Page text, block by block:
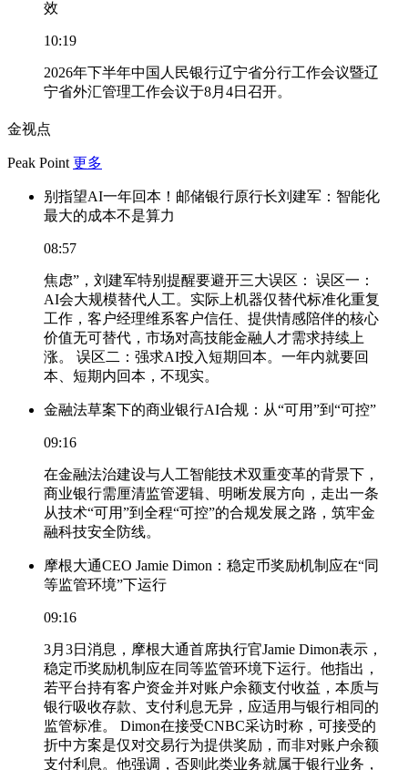
效
10:19
2026年下半年中国人民银行辽宁省分行工作会议暨辽
宁省外汇管理工作会议于8月4日召开。
金视点
Peak Point 更多
别指望AI一年回本！邮储银行原行长刘建军：智能化
最大的成本不是算力
08:57
焦虑”，刘建军特别提醒要避开三大误区： 误区一：
AI会大规模替代人工。实际上机器仅替代标准化重复
工作，客户经理维系客户信任、提供情感陪伴的核心
价值无可替代，市场对高技能金融人才需求持续上
涨。 误区二：强求AI投入短期回本。一年内就要回
本、短期内回本，不现实。
金融法草案下的商业银行AI合规：从“可用”到“可控”
09:16
在金融法治建设与人工智能技术双重变革的背景下，
商业银行需厘清监管逻辑、明晰发展方向，走出一条
从技术“可用”到全程“可控”的合规发展之路，筑牢金
融科技安全防线。
摩根大通CEO Jamie Dimon：稳定币奖励机制应在“同
等监管环境”下运行
09:16
3月3日消息，摩根大通首席执行官Jamie Dimon表示，
稳定币奖励机制应在同等监管环境下运行。他指出，
若平台持有客户资金并对账户余额支付收益，本质与
银行吸收存款、支付利息无异，应适用与银行相同的
监管标准。 Dimon在接受CNBC采访时称，可接受的
折中方案是仅对交易行为提供奖励，而非对账户余额
支付利息。他强调，否则此类业务就属于银行业务，